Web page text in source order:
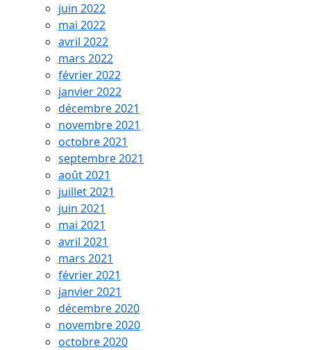
juin 2022
mai 2022
avril 2022
mars 2022
février 2022
janvier 2022
décembre 2021
novembre 2021
octobre 2021
septembre 2021
août 2021
juillet 2021
juin 2021
mai 2021
avril 2021
mars 2021
février 2021
janvier 2021
décembre 2020
novembre 2020
octobre 2020